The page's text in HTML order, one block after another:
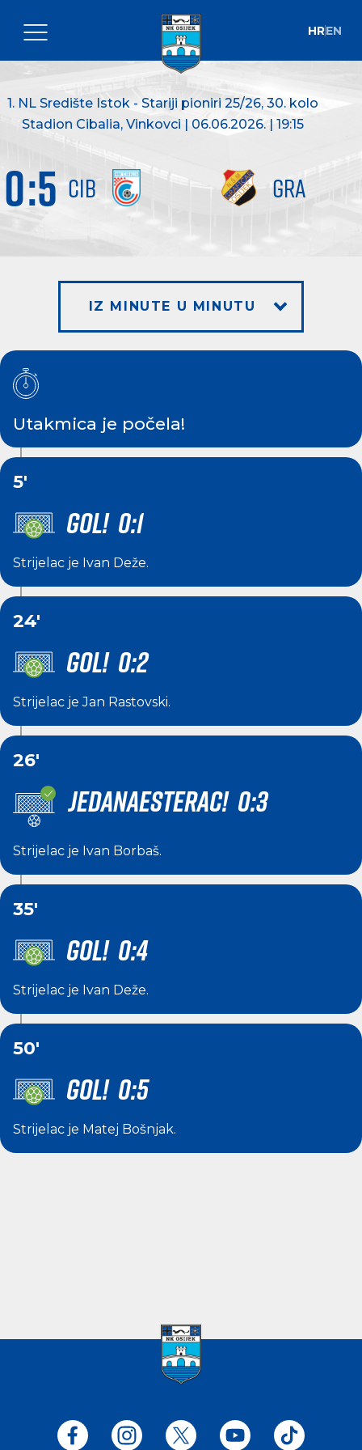
HREN
1. NL Središte Istok - Stariji pioniri 25/26, 30. kolo
Stadion Cibalia, Vinkovci | 06.06.2026. | 19:15
CIB GRA
0:5
IZ MINUTE U MINUTU
Utakmica je počela!
5'
GOL! 0:1
Strijelac je Ivan Deže.
24'
GOL! 0:2
Strijelac jeJan Rastovski.
26'
JEDANAESTERAC! 0:3
Strijelac je Ivan Borbaš.
35'
GOL! 0:4
Strijelac je Ivan Deže.
50'
GOL! 0:5
Strijelac je Matej Bošnjak.